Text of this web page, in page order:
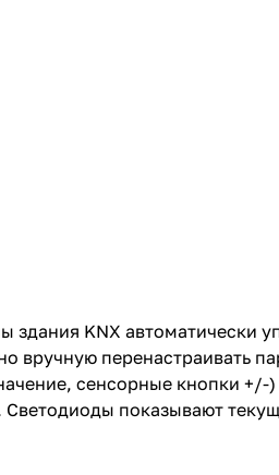
KNX автоматически
перенастраивать
сенсорные кнопки
показывают